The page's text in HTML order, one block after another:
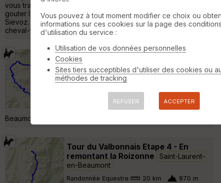
vous traverserez avant de prendre un peu de hauteur pour
gouter la vue magnifique sur l'Obiou qu'on a du Haut de
Sievoz. Renseignement : 04 76 42 85 88 - contact@isere-
cheval-vert.com »
Circuit 3 jours : Les pèlerins du
Beaumont Saint-Laurent-en-Beaumont
Randonnée Equestre
Un superbe itinéraire de 3 jours, qui vous
mènera jusqu'au sanctuaire de Notre Dame
de la Salette, à travers les alpages du
Beaumont, et sur les bords du lacs du Sautet. »
Tour du Valbonnais Etape 4 - En
remontant la Roizonne
Saint-Laurent-
en-Beaumont
Randonnée Equestre 20 km 870 m
Vous pouvez à tout moment modifier ce choix ou
informations sur ces cookies sur la page des
d'utilisation du service :
Utilisation de vos données personnelles
Cookies
Sites tiers succeptibles d'utiliser des cookies ou
méthodes de tracking
REFUSER ACCEPTER